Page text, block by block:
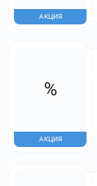
АКЦИЯ
%
АКЦИЯ